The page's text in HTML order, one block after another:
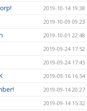
2019-10-14 19:38
2019-10-09 09:23
2019-10-01 22:48
2019-09-24 17:52
2019-09-24 17:45
2019-09-16 16:54
2019-09-14 20:27
2019-09-14 15:32